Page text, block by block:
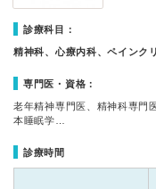
診療科目：
精神科、心療内科、ペインク
専門医・資格：
老年精神専門医、精神科専門
本睡眠学…
診療時間